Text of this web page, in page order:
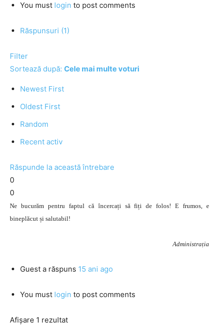
You must login to post comments
Răspunsuri (1)
Filter
Sortează după: Cele mai multe voturi
Newest First
Oldest First
Random
Recent activ
Răspunde la această întrebare
0
0
Ne bucurăm pentru faptul că încercați să fiți de folos! E frumos, e
bineplăcut și salutabil!
Administrația
Guest a răspuns 15 ani ago
You must login to post comments
Afișare 1 rezultat